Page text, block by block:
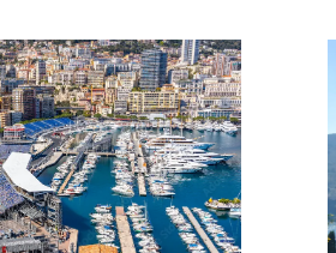
POLICY SULLA
MODERN SLAVERY
STATEMENT
TERMINI E
COOKIE POLICY
RECLUTAMENTO